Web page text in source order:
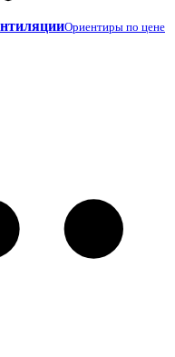
Ориентиры по цене